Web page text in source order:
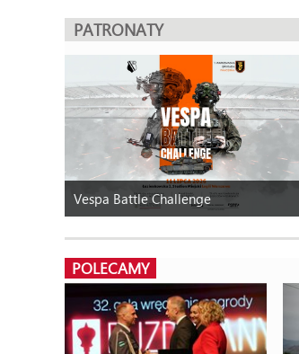
PATRONATY
Vespa Battle Challenge
POLECAMY